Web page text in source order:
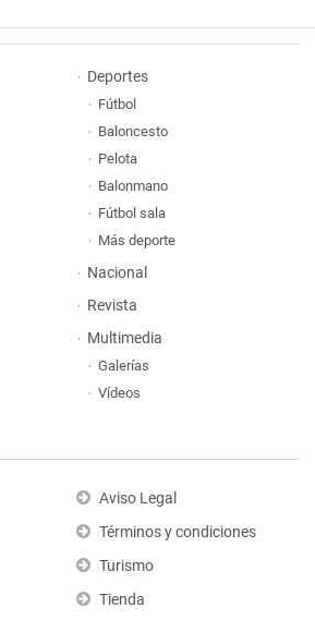
Deportes
Fútbol
Baloncesto
Pelota
Balonmano
Fútbol sala
Más deporte
Nacional
Revista
Multimedia
Galerías
Vídeos
Aviso Legal
Términos y condiciones
Turismo
Tienda